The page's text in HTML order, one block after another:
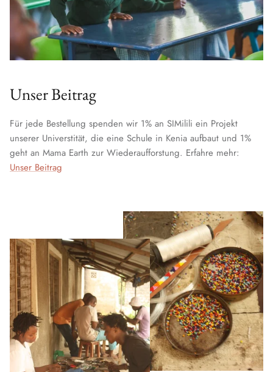
Unser Beitrag
Für jede Bestellung spenden wir 1% an SIMilili ein Projekt
unserer Universtität, die eine Schule in Kenia aufbaut und 1%
geht an Mama Earth zur Wiederaufforstung. Erfahre mehr:
Unser Beitrag